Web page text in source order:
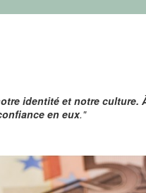
identité et notre culture.
en eux."